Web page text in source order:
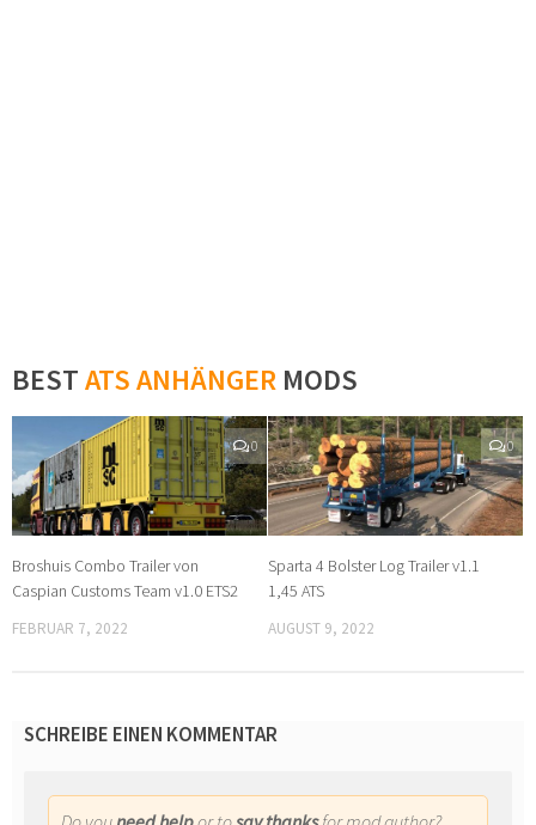
BESTATS ANHÄNGER MODS
0
Broshuis Combo Trailer von
Caspian Customs Team v1.0 ETS2
FEBRUAR 7, 2022
0
Sparta 4 Bolster Log Trailer v1.1
1,45 ATS
AUGUST 9, 2022
SCHREIBE EINEN KOMMENTAR